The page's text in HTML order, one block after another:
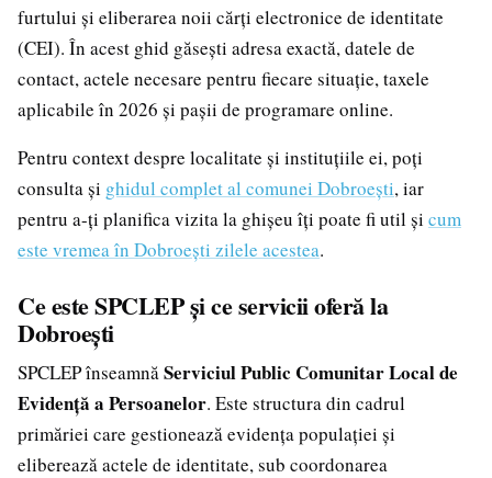
furtului și eliberarea noii cărți electronice de identitate
(CEI). În acest ghid găsești adresa exactă, datele de
contact, actele necesare pentru fiecare situație, taxele
aplicabile în 2026 și pașii de programare online.
Pentru context despre localitate și instituțiile ei, poți
consulta și ghidul complet al comunei Dobroești, iar
pentru a-ți planifica vizita la ghișeu îți poate fi util și cum
este vremea în Dobroești zilele acestea.
Ce este SPCLEP și ce servicii oferă la
Dobroești
SPCLEP înseamnăServiciul Public Comunitar Local de
Evidență a Persoanelor. Este structura din cadrul
primăriei care gestionează evidența populației și
eliberează actele de identitate, sub coordonarea